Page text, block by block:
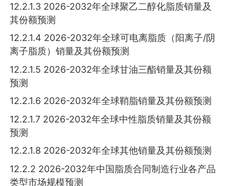
12.2.1.3 2026-2032年全球聚乙二醇化脂质销量及
其份额预测
12.2.1.4 2026-2032年全球可电离脂质（阳离子/阴
离子脂质）销量及其份额预测
12.2.1.5 2026-2032年全球甘油三酯销量及其份额
预测
12.2.1.6 2026-2032年全球鞘脂销量及其份额预测
12.2.1.7 2026-2032年全球中性脂质销量及其份额
预测
12.2.1.8 2026-2032年全球其他销量及其份额预测
12.2.2 2026-2032年中国脂质合同制造行业各产品
类型市场规模预测